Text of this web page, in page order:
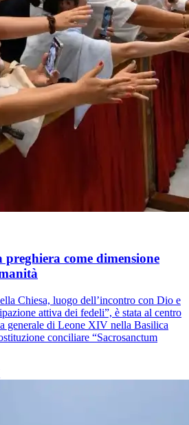
come dimensione
Chiesa, luogo dell’incontro con Dio e
attiva dei fedeli”, è stata al centro
generale di Leone XIV nella Basilica
conciliare “Sacrosanctum